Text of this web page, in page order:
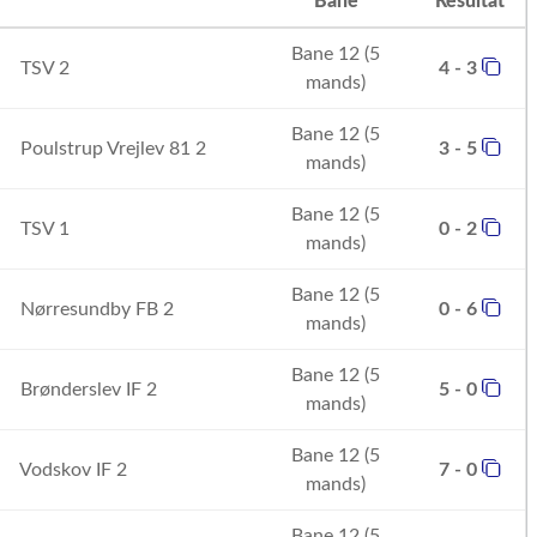
TSV 2
Bane 12 (5
mands)
4 - 3
Poulstrup Vrejlev 81 2
Bane 12 (5
mands)
3 - 5
TSV 1
Bane 12 (5
mands)
0 - 2
Nørresundby FB 2
Bane 12 (5
mands)
0 - 6
Brønderslev IF 2
Bane 12 (5
mands)
5 - 0
Vodskov IF 2
Bane 12 (5
mands)
7 - 0